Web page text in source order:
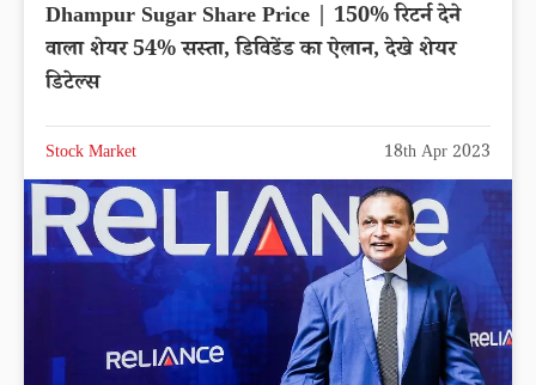
Dhampur Sugar Share Price | 150% रिटर्न देने
वाला शेयर 54% सस्ता, डिविडेंड का ऐलान, देखे शेयर
डिटेल्स
Stock Market 18th Apr 2023